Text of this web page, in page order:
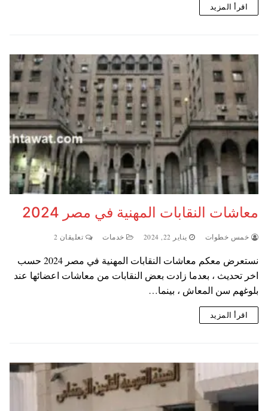
اقرأ المزيد
معاشات النقابات المهنية في مصر 2024
خمس خطوات يناير 22, 2024 خدمات تعليقان 2
نستعرض معكم معاشات النقابات المهنية في مصر 2024 حسب
اخر تحديث ، بعدما زادت بعض النقابات من معاشات اعضائها عند
بلوغهم سن المعاش ، بينما…
اقرأ المزيد